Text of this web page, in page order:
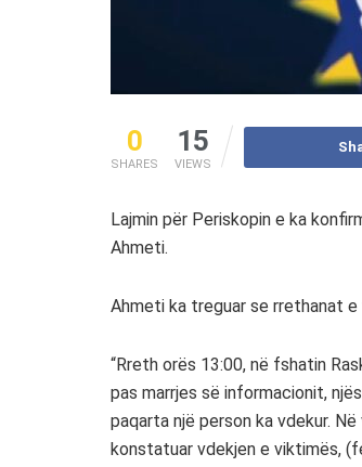
0
SHARES
15
VIEWS
Lajmin për Periskopin e ka
Ahmeti.
Ahmeti ka treguar se rrethanat e
“Rreth orës 13:00, në fshatin
pas marrjes së informacionit,
paqarta një person ka vdekur.
konstatuar vdekjen e viktimës,